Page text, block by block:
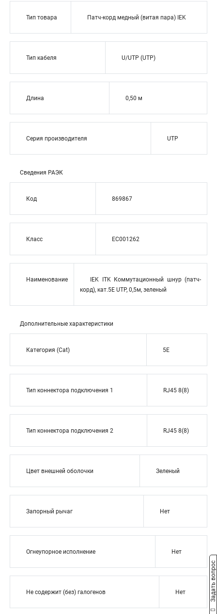
Тип товара Патч-корд медный (витая пара) IEK
Тип кабеля U/UTP (UTP)
Длина 0,50 м
Серия производителя UTP
Сведения РАЭК
Код 869867
Класс EC001262
Наименование
IEK ITK Коммутационный шнур (патч-
корд), кат.5Е UTP, 0,5м, зеленый
Дополнительные характеристики
Категория (Cat) 5E
Тип коннектора подключения 1 RJ45 8(8)
Тип коннектора подключения 2 RJ45 8(8)
Цвет внешней оболочки Зеленый
Запорный рычаг Нет
Огнеупорное исполнение Нет
Не содержит (без) галогенов Нет Задать вопрос